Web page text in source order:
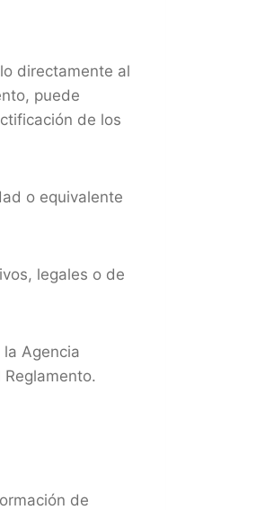
directamente al
puede
de los
o equivalente
legales o de
Agencia
de